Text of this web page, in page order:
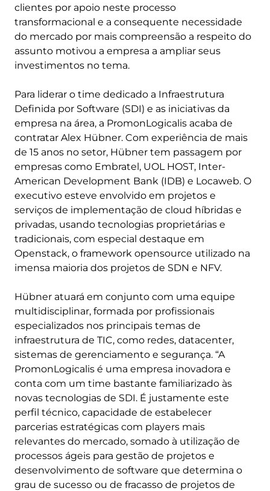
clientes por apoio neste processo
transformacional e a consequente necessidade
do mercado por mais compreensão a respeito do
assunto motivou a empresa a ampliar seus
investimentos no tema.
Para liderar o time dedicado a Infraestrutura
Definida por Software (SDI) e as iniciativas da
empresa na área, a PromonLogicalis acaba de
contratar Alex Hübner. Com experiência de mais
de 15 anos no setor, Hübner tem passagem por
empresas como Embratel, UOL HOST, Inter-
American Development Bank (IDB) e Locaweb. O
executivo esteve envolvido em projetos e
serviços de implementação de cloud híbridas e
privadas, usando tecnologias proprietárias e
tradicionais, com especial destaque em
Openstack, o framework opensource utilizado na
imensa maioria dos projetos de SDN e NFV.
Hübner atuará em conjunto com uma equipe
multidisciplinar, formada por profissionais
especializados nos principais temas de
infraestrutura de TIC, como redes, datacenter,
sistemas de gerenciamento e segurança. “A
PromonLogicalis é uma empresa inovadora e
conta com um time bastante familiarizado às
novas tecnologias de SDI. É justamente este
perfil técnico, capacidade de estabelecer
parcerias estratégicas com players mais
relevantes do mercado, somado à utilização de
processos ágeis para gestão de projetos e
desenvolvimento de software que determina o
grau de sucesso ou de fracasso de projetos de